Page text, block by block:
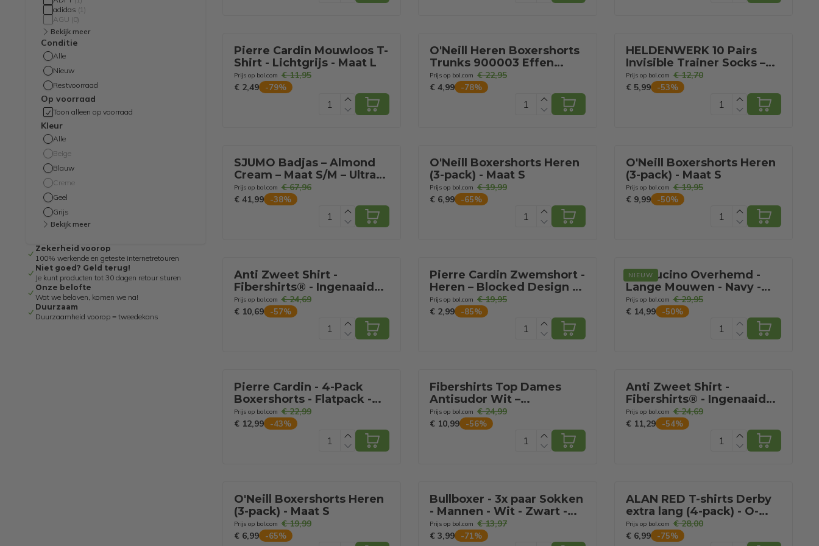
adidas (1)
AGU (0)
Bekijk meer
Conditie
Alle
Nieuw
Restvoorraad
Op voorraad
Toon alleen op voorraad
Kleur
Alle
Beige
Blauw
Creme
Geel
Grijs
Bekijk meer
Zekerheid voorop
100% werkende en geteste internetretouren
Niet goed? Geld terug!
Je kunt producten tot 30 dagen retour sturen
Onze belofte
Wat we beloven, komen we na!
Duurzaam
Duurzaamheid voorop = tweedekans
Pierre Cardin Mouwloos T-
Shirt - Lichtgrijs - Maat L
Prijs op bol.com € 11,95
€ 2,49
-79%
O'Neill Heren Boxershorts
Trunks 900003 Effen
Grijs/Zwart 3-Pack - Maat
S
Prijs op bol.com € 22,95
€ 4,99
-78%
HELDENWERK 10 Pairs
Invisible Trainer Socks –
Ademend & Comfortabel –
No-Show Sokken voor
Mannen & Vrouwen –
Zwart, Wit, Grijs
Prijs op bol.com € 12,70
€ 5,99
-53%
SJUMO Badjas – Almond
Cream – Maat S/M – Ultra-
zacht & Duurzaam
Prijs op bol.com € 67,96
€ 41,99
-38%
O'Neill Boxershorts Heren
(3-pack) - Maat S
Prijs op bol.com € 19,99
€ 6,99
-65%
O'Neill Boxershorts Heren
(3-pack) - Maat S
Prijs op bol.com € 19,95
€ 9,99
-50%
Anti Zweet Shirt -
Fibershirts® - Ingenaaide
Okselpads - Ondershirt -
beige - Ronde Hals -
Prijs op bol.com € 24,69
€ 10,69
-57%
Pierre Cardin Zwemshort -
Heren – Blocked Design –
Multi – XL
Prijs op bol.com € 19,95
€ 2,99
-85%
NIEUW
Cappucino Overhemd -
Lange Mouwen - Navy -
Maat XL
Prijs op bol.com € 29,95
€ 14,99
-50%
Pierre Cardin - 4-Pack
Boxershorts - Flatpack -
Blauw - maat L
Prijs op bol.com € 22,99
€ 12,99
-43%
Fibershirts Top Dames
Antisudor Wit –
Absorberend Ondershirt –
Tegen Zweetplekken
Prijs op bol.com € 24,99
€ 10,99
-56%
Anti Zweet Shirt -
Fibershirts® - Ingenaaide
Okselpads - Ondershirt -
beige - Ronde Hals -
Prijs op bol.com € 24,69
€ 11,29
-54%
O'Neill Boxershorts Heren
(3-pack) - Maat S
Prijs op bol.com € 19,99
€ 6,99
-65%
Bullboxer - 3x paar Sokken
- Mannen - Wit - Zwart -
Grijs - maat 39-42
Prijs op bol.com € 13,97
€ 3,99
-71%
ALAN RED T-shirts Derby
extra lang (4-pack) - O-
hals - zwart - Maat: M
Prijs op bol.com € 28,00
€ 6,99
-75%